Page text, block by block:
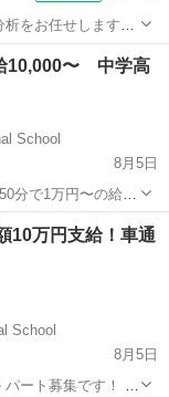
析をお任せします！
具体的に
調味料）分析 ◆秤
〜 中学高
School
8月5日
分で1万円〜の給料
英語、国語 、数学
〜10コマ程度 コマ
10万円支給！車通
School
8月5日
ート募集です！ ブ